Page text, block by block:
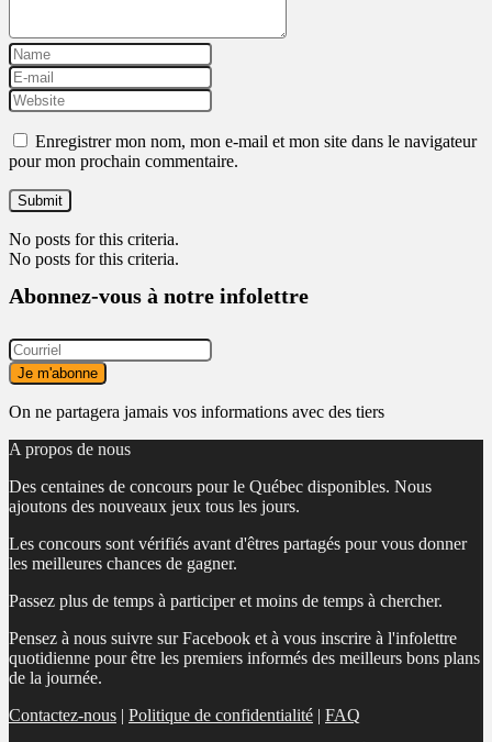
Enregistrer mon nom, mon e-mail et mon site dans le navigateur
pour mon prochain commentaire.
No posts for this criteria.
No posts for this criteria.
Abonnez-vous à notre infolettre
On ne partagera jamais vos informations avec des tiers
A propos de nous
Des centaines de concours pour le Québec disponibles. Nous
ajoutons des nouveaux jeux tous les jours.
Les concours sont vérifiés avant d'êtres partagés pour vous donner
les meilleures chances de gagner.
Passez plus de temps à participer et moins de temps à chercher.
Pensez à nous suivre sur Facebook et à vous inscrire à l'infolettre
quotidienne pour être les premiers informés des meilleurs bons plans
de la journée.
Contactez-nous | Politique de confidentialité | FAQ